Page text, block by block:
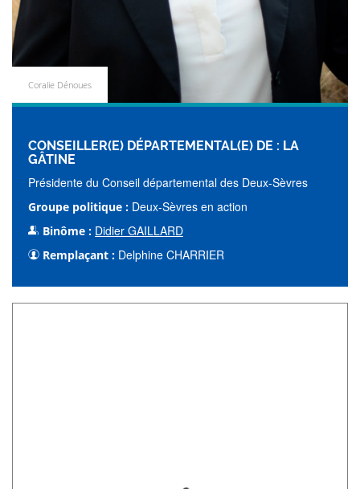
Coralie Dénoues
CONSEILLER(E) DÉPARTEMENTAL(E) DE : LA
GÂTINE
Présidente du Conseil départemental des Deux-Sèvres
Groupe politique : Deux-Sèvres en action
Binôme : Didier GAILLARD
Remplaçant : Delphine CHARRIER